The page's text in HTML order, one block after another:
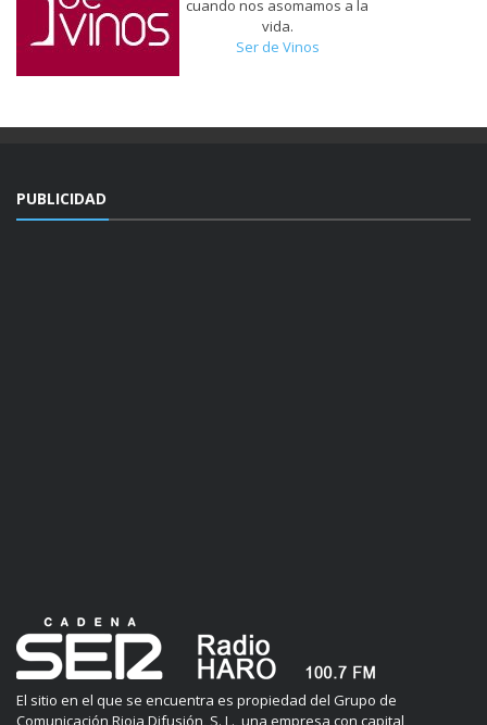
cuando nos asomamos a la
vida.
Ser de Vinos
PUBLICIDAD
El sitio en el que se encuentra es propiedad del Grupo de
Comunicación Rioja Difusión, S. L., una empresa con capital